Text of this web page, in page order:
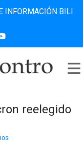
BILINGÜE
reelegido